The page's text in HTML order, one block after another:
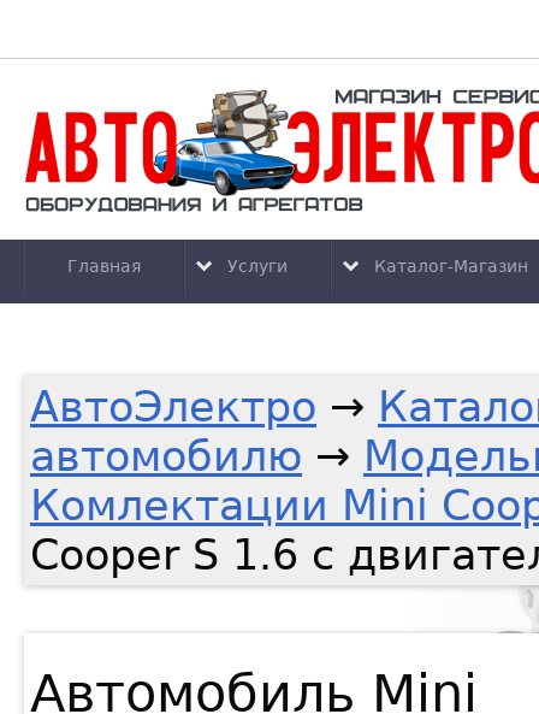
Главная Услуги Каталог-Магазин
АвтоЭлектро →
автомобилю →
Комлектации Mini
Cooper S 1.6 с
Автомобиль Mini